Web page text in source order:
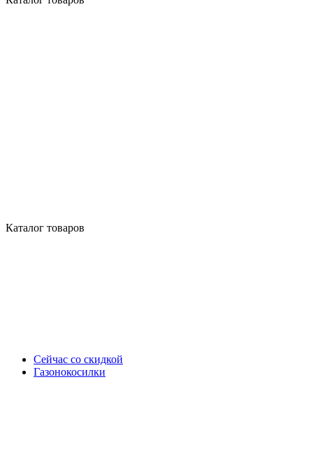
Каталог товаров
Сейчас со скидкой
Газонокосилки